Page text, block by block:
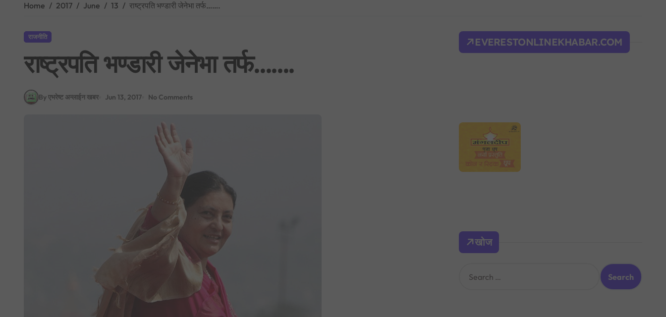
भूमिको वर्गीकरण नगर्ने ४०५ स्थानीय तहमा आजैदेखि जग्गा कित्ताकाट पूर्ण रूपमा बन्द
बिजुली र राइड सेयरिङमा आजदेखि ५ र १३ प्रतिशत भ्याट लागु: घरायसी ग्राहकलाई केही राहत, व्यावसायिक क्षेत्रलाई भार
Home 2017 June 13 राष्ट्रपति भण्डारी जेनेभा तर्फ…….
राजनीति
राष्ट्रपति भण्डारी जेनेभा तर्फ…….
By एभरेष्ट अन्लाईन खबर Jun 13, 2017 No Comments
EVERESTONLINEKHABAR.COM
खोज